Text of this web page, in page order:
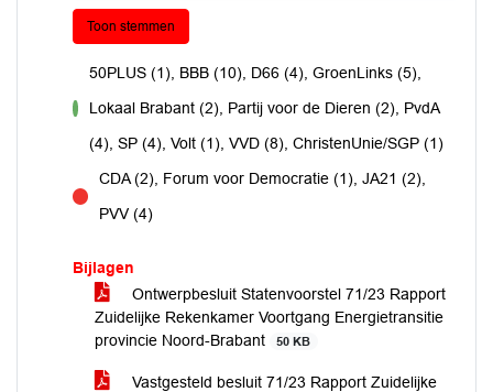
Toon stemmen
50PLUS (1), BBB (10), D66 (4), GroenLinks (5),
Lokaal Brabant (2), Partij voor de Dieren (2), PvdA
(4), SP (4), Volt (1), VVD (8), ChristenUnie/SGP (1)
tegen
CDA (2), Forum voor Democratie (1), JA21 (2),
PVV (4)
Bijlagen
Ontwerpbesluit Statenvoorstel 71/23 Rapport
Zuidelijke Rekenkamer Voortgang Energietransitie
provincie Noord-Brabant
50 KB
Vastgesteld besluit 71/23 Rapport Zuidelijke